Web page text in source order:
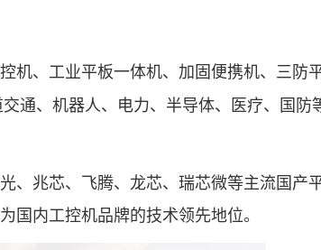
机、工业平板一体机、加固便携机、三防
通、机器人、电力、半导体、医疗、国防
兆芯、飞腾、龙芯、瑞芯微等主流国产
国内工控机品牌的技术领先地位。